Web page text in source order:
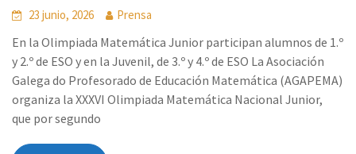
23 junio, 2026 Prensa
En la Olimpiada Matemática Junior participan alumnos de 1.º
y 2.º de ESO y en la Juvenil, de 3.º y 4.º de ESO La Asociación
Galega do Profesorado de Educación Matemática (AGAPEMA)
organiza la XXXVI Olimpiada Matemática Nacional Junior,
que por segundo